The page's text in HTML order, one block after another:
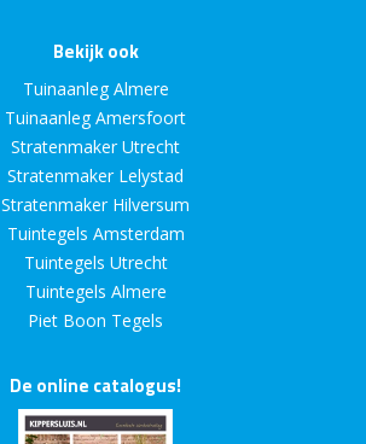
Bekijk ook
Tuinaanleg Almere
Tuinaanleg Amersfoort
Stratenmaker Utrecht
Stratenmaker Lelystad
Stratenmaker Hilversum
Tuintegels Amsterdam
Tuintegels Utrecht
Tuintegels Almere
Piet Boon Tegels
De online catalogus!